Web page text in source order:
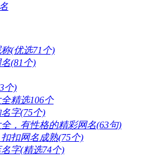
(优选71个)
(81个)
个)
精选106个
字(75个)
，有性格的精彩网名(63句)
扣网名成熟(75个)
字(精选74个)